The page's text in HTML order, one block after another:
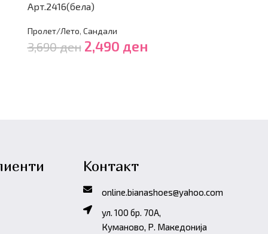
Арт.2416(бела)
Пролет/Лето, Сандали
3,690ден 2,490 ден
Контакт
online.bianashoes@yahoo.com
ул. 100 бр. 70A,
Куманово, Р. Македонија